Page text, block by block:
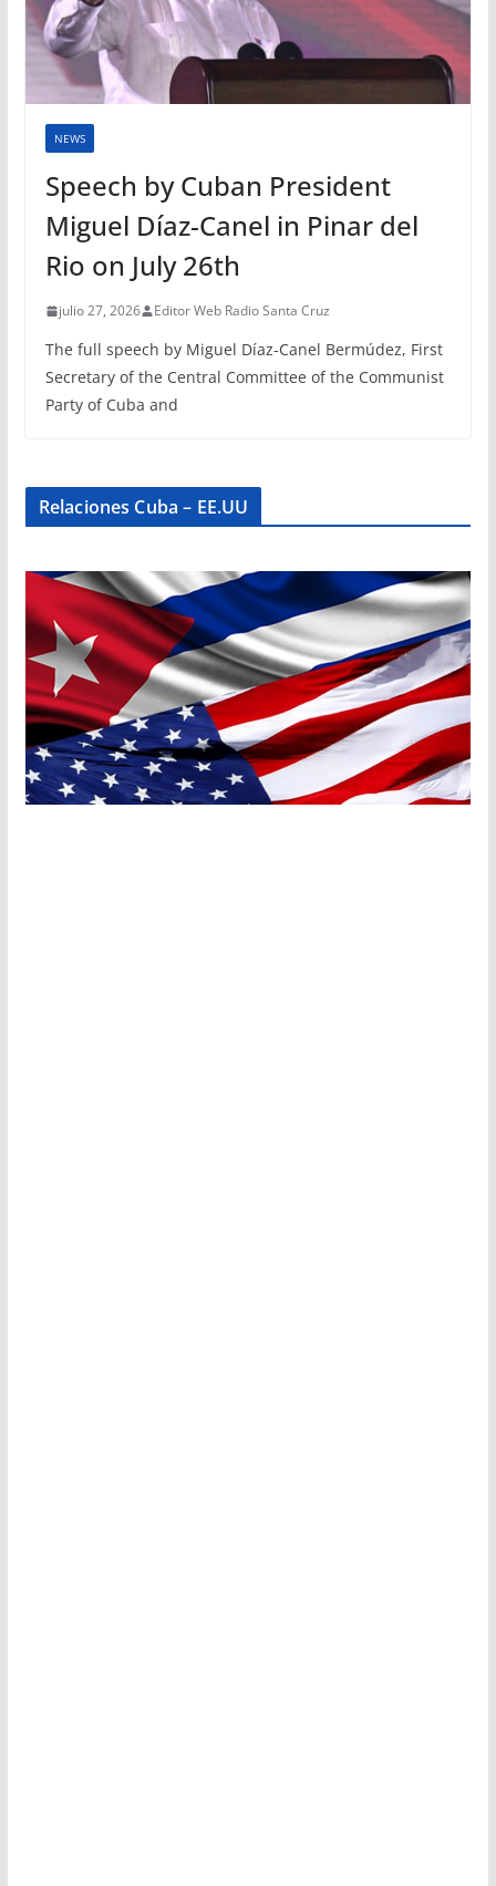
NEWS
Speech by Cuban President
Miguel Díaz-Canel in Pinar del
Rio on July 26th
julio 27, 2026 Editor Web Radio Santa Cruz
The full speech by Miguel Díaz-Canel Bermúdez, First
Secretary of the Central Committee of the Communist
Party of Cuba and
Relaciones Cuba – EE.UU